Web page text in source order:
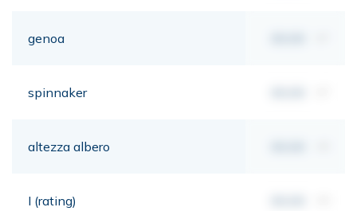
genoa
spinnaker
altezza albero
I (rating)